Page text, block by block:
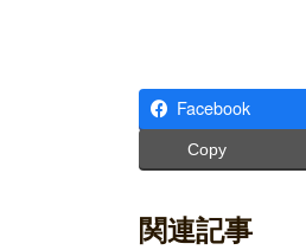
Facebook
Copy
関連記事